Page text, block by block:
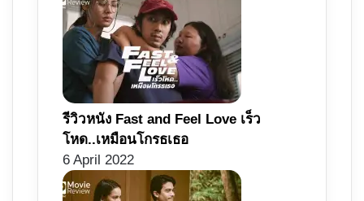
รีวิวหนัง Fast and Feel Love เร็ว
โหด..เหมือนโกรธเธอ
6 April 2022